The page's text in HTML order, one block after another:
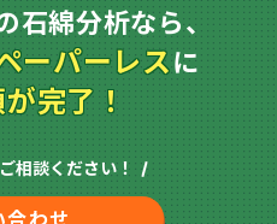
石綿分析なら、
ーパーレスに
完了！
相談ください！